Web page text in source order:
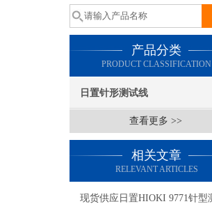
产品分类
PRODUCT CLASSIFICATION
日置针形测试线
查看更多 >>
相关文章
RELEVANT ARTICLES